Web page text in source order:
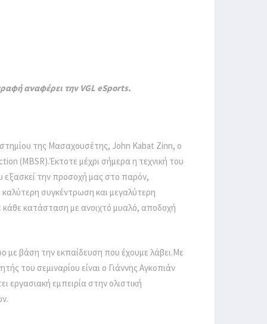
αναφέρει την VGL eSports.
της Μασαχουσέτης, John Kabat Zinn, ο
(MBSR).Έκτοτε μέχρι σήμερα η τεχνική του
εξασκεί την προσοχή μας στο παρόν,
συγκέντρωση και μεγαλύτερη
κατάσταση με ανοιχτό μυαλό, αποδοχή
με βάση την εκπαίδευση που έχουμε λάβει.Με
του σεμιναρίου είναι ο Γιάννης Αγκοπιάν
εμπειρία στην ολιστική